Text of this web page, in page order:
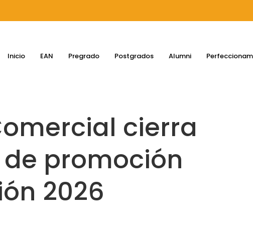
Inicio EAN Pregrado Postgrados Alumni
cierra
promoción
2026